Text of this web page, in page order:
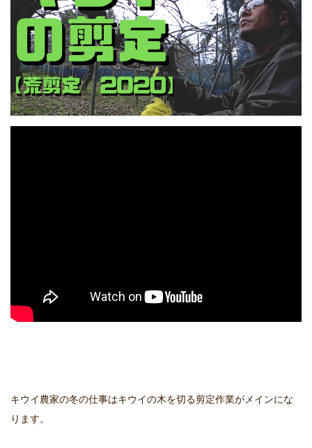
キウイ農家の冬の仕事はキウイの木を切る剪定作業がメインにな
ります。